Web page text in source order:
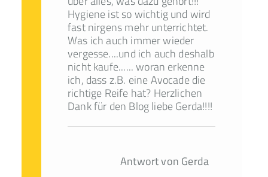
Hygiene ist so wichtig und wird
fast nirgens mehr unterrichtet.
Was ich auch immer wieder
vergesse....und ich auch deshalb
nicht kaufe...... woran erkenne
ich, dass z.B. eine Avocade die
richtige Reife hat? Herzlichen
Dank für den Blog liebe Gerda!!!!
Antwort von Gerda